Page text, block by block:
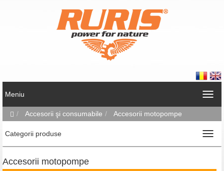
Meniu
Accesorii şi consumabile Accesorii motopompe
Categorii produse
Accesorii motopompe